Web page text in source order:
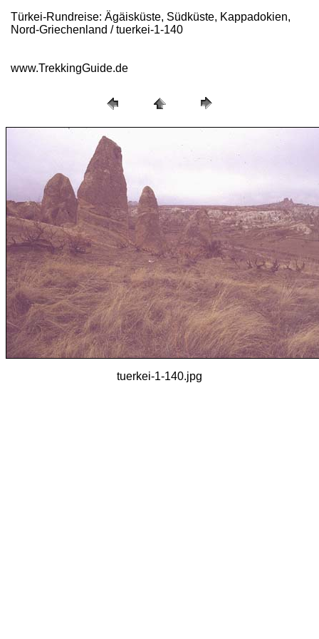
Türkei-Rundreise: Ägäisküste, Südküste, Kappadokien,
Nord-Griechenland / tuerkei-1-140
www.TrekkingGuide.de
tuerkei-1-140.jpg